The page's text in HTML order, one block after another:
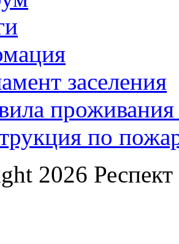
заселения
по
2026 Респект